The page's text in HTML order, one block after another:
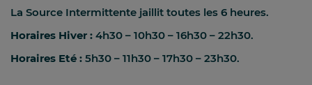
La Source Intermittente jaillit toutes les 6 heures.
Horaires Hiver : 4h30 – 10h30 – 16h30 – 22h30.
Horaires Eté : 5h30 – 11h30 – 17h30 – 23h30.